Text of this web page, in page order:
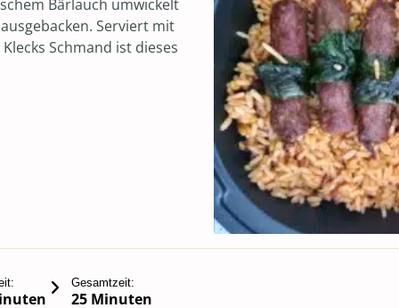
Bärlauch umwickelt
Serviert mit
Schmand ist dieses
Gesamtzeit:
25 Minuten